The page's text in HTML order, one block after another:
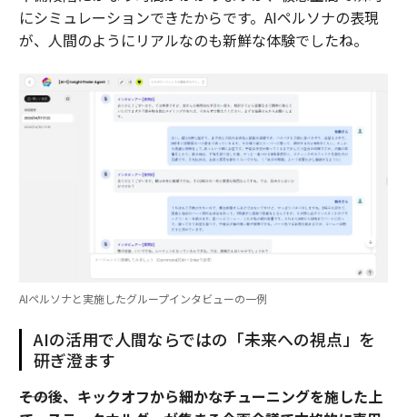
にシミュレーションできたからです。AIペルソナの表現
が、人間のようにリアルなのも新鮮な体験でしたね。
AIペルソナと実施したグループインタビューの一例
AIの活用で人間ならではの「未来への視点」を
研ぎ澄ます
――その後、キックオフから細かなチューニングを施した上